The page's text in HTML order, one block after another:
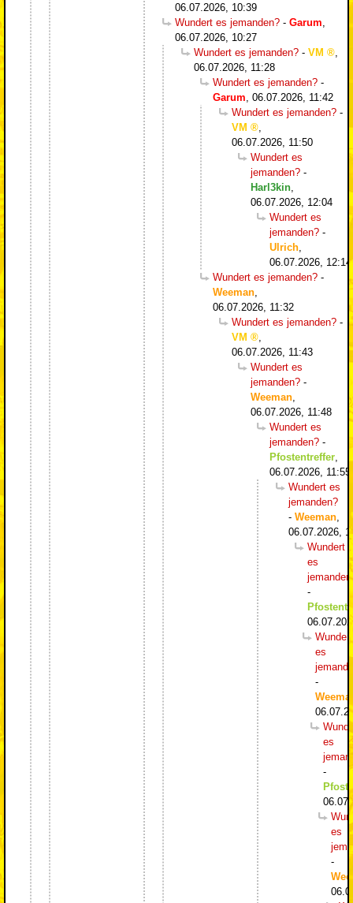
06.07.2026, 10:39
Wundert es jemanden? - Garum
06.07.2026, 10:27
Wundert es jemanden? - VM
06.07.2026, 11:28
Wundert es jemanden? -
Garum 06.07.2026, 11:42
Wundert es jemanden? -
VM
06.07.2026, 11:50
Wundert es
jemanden? -
Harl3kin
06.07.2026, 12:04
Wundert es
jemanden? -
Ulrich
06.07.2026, 12:14
Wundert es jemanden? -
Weeman
06.07.2026, 11:32
Wundert es jemanden? -
VM
06.07.2026, 11:43
Wundert es
jemanden? -
Weeman
06.07.2026, 11:48
Wundert es
jemanden? -
Pfostentreffer
06.07.2026, 11:55
Wundert es
jemanden?
- Weeman
06.07.2026,
Wundert
es
-
Wundert
es
-
es
-
es
-